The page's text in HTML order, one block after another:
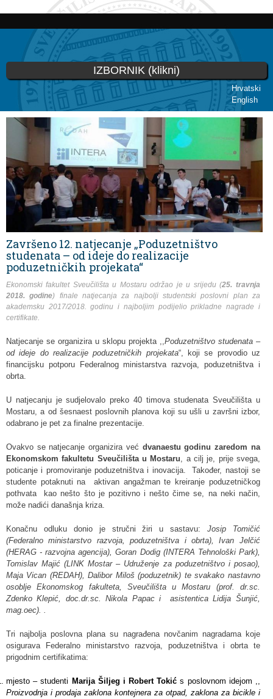
Skoči
glavni
sadržaj
Hrvatski
English
IZBORNIK (klikni)
Vi ste ovdje
Završeno 12. natjecanje „Poduzetništvo
studenata – od ideje do realizacije
poduzetničkih projekata“
Ekonomski fakultet Sveučilišta u Mostaru održao je u srijedu (25. travnja
2018. godine) finale natjecanja za najbolji studentski poslovni plan za
akademsku 2017/2018. godinu i najboljim podijelio prikladne nagrade i
certifikate.
Natjecanje se organizira u sklopu projekta ,,Poduzetništvo studenata –
od ideje do realizacije poduzetničkih projekata“, koji se provodio uz
financijsku potporu Federalnog ministarstva razvoja, poduzetništva i
obrta.
U natjecanju je sudjelovalo preko 40 timova studenata Sveučilišta u
Mostaru, a od šesnaest poslovnih planova koji su ušli u završni izbor,
odabrano je pet za finalne prezentacije.
Ovakvo se natjecanje organizira već dvanaestu godinu zaredom na
Ekonomskom fakultetu Sveučilišta u Mostaru, a cilj je, prije svega,
poticanje i promoviranje poduzetništva i inovacija. Također, nastoji se
studente potaknuti na aktivan angažman te kreiranje poduzetničkog
pothvata kao nešto što je pozitivno i nešto čime se, na neki način,
može nadići današnja kriza.
Konačnu odluku donio je stručni žiri u sastavu:Josip Tomičić
(Federalno ministarstvo razvoja, poduzetništva i obrta), Ivan Jelčić
(HERAG - razvojna agencija), Goran Dodig (INTERA Tehnološki Park),
Tomislav Majić (LINK Mostar – Udruženje za poduzetništvo i posao),
Maja Vican (REDAH), Dalibor Miloš (poduzetnik) te svakako nastavno
osoblje Ekonomskog fakulteta, Sveučilišta u Mostaru (prof. dr.sc.
Zdenko Klepić, doc.dr.sc. Nikola Papac i asistentica Lidija Šunjić,
mag.oec). .
Tri najbolja poslovna plana su nagrađena novčanim nagradama koje
osigurava Federalno ministarstvo razvoja, poduzetništva i obrta te
prigodnim certifikatima:
mjesto – studenti Marija Šiljeg i Robert Tokić s poslovnom idejom ,,
Proizvodnja i prodaja zaklona kontejnera za otpad, zaklona za bicikle i